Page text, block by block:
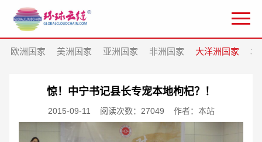
欧洲国家 美洲国家 亚洲国家 非洲国家 大洋洲国家 北
惊！中宁书记县长专宠本地枸杞？！
2015-09-11 阅读次数：27049 作者：本站